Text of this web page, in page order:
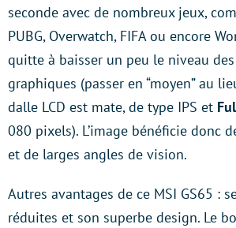
seconde avec de nombreux jeux,
PUBG, Overwatch, FIFA ou encore
quitte à baisser un peu le niveau
graphiques (passer en “moyen” au
dalle LCD est mate, de type IPS et
080 pixels). L’image bénéficie donc
et de larges angles de vision.
Autres avantages de ce MSI GS65 :
réduites et son superbe design. Le